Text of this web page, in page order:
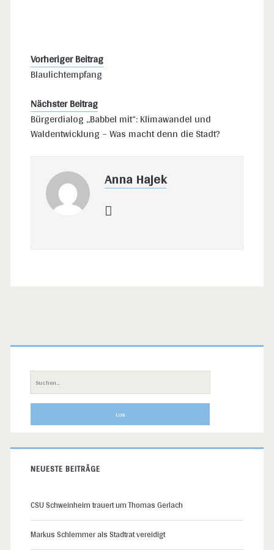
Vorheriger Beitrag
Blaulichtempfang
Nächster Beitrag
Bürgerdialog „Babbel mit“: Klimawandel und
Waldentwicklung – Was macht denn die Stadt?
Anna Hajek
Primäre
Sidebar
Suche
nach:
NEUESTE BEITRÄGE
CSU Schweinheim trauert um Thomas Gerlach
Markus Schlemmer als Stadtrat vereidigt